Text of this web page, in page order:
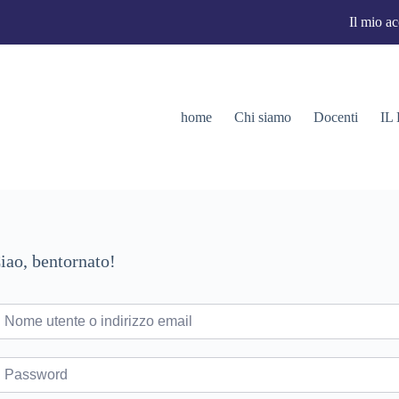
Il mio
home Chi siamo Docenti IL
bentornato!